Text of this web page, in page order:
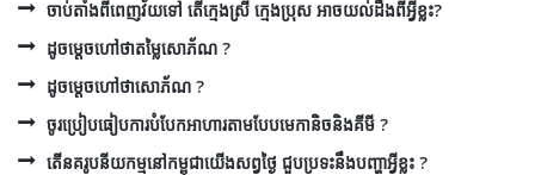
ចាប់តាំងពីពេញវ័យទៅ តើក្មេងស្រី ក្មេងប្រុស អាចយល់ដឹងពីអ្វីខ្លះ?
ដូចម្ដេចហៅថាតម្លៃសោភ័ណ ?
ដូចម្ដេចហៅថាសោភ័ណ ?
ចូរប្រៀបធៀបការបំបែកអាហារតាមបែបមេកានិចនិងគីមី ?
តើនគរូបនីយកម្មនៅកម្ពុជាយើងសព្វថ្ងៃ ជួបប្រទះនឹងបញ្ហាអ្វីខ្លះ ?